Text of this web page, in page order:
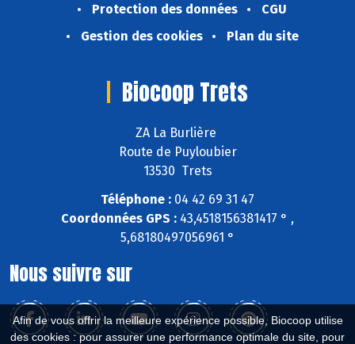
Afin de vous offrir la meilleure expérience possible, Biocoop utilise
des cookies : pour assurer une performance optimale du site, pour
Protection des données
CGU
Gestion des cookies
Plan du site
Biocoop Trets
ZA La Burlière
Route de Puyloubier
13530 Trets
Téléphone : 04 42 69 31 47
Coordonnées GPS : 43,4518156381417 ° ,
5,68180497056961 °
Nous suivre sur